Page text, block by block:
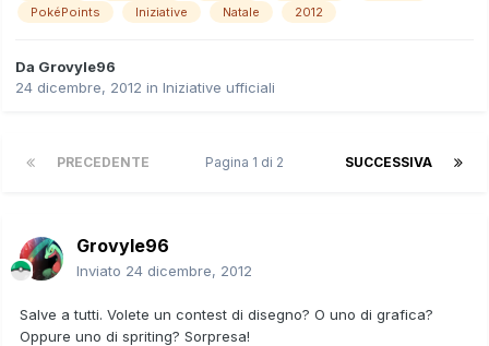
PokéPoints
Iniziative Natale 2012
Da Grovyle96
24 dicembre, 2012 in Iniziative ufficiali
PRECEDENTE SUCCESSIVA
Pagina 1 di 2
Grovyle96
Inviato 24 dicembre, 2012
Salve a tutti. Volete un contest di disegno? O uno di grafica?
Oppure uno di spriting? Sorpresa!